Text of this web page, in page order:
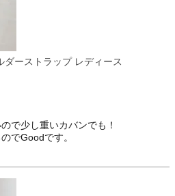
ダーストラップ レディース
で少し重いカバンでも！
でGoodです。